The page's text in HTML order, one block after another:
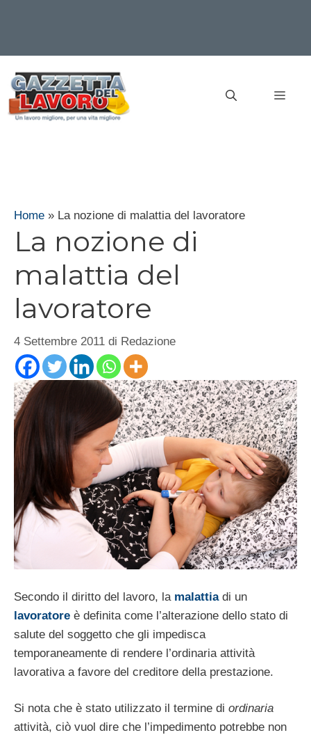
contenuto
Home » La nozione di malattia del lavoratore
La nozione di
malattia del
lavoratore
4 Settembre 2011 di Redazione
Secondo il diritto del lavoro, la malattiadi un
lavoratore è definita come l’alterazione dello stato di
salute del soggetto che gli impedisca
temporaneamente di rendere l’ordinaria attività
lavorativa a favore del creditore della prestazione.
Si nota che è stato utilizzato il termine di ordinaria
attività, ciò vuol dire che l’impedimento potrebbe non